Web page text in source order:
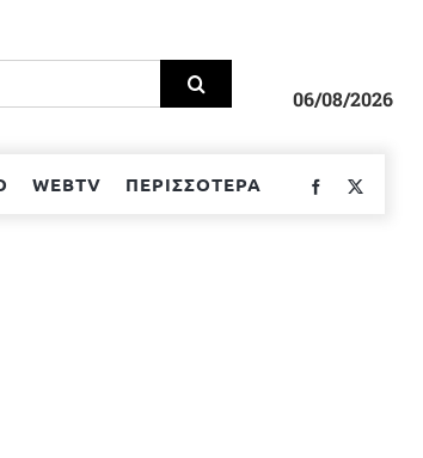
06/08/2026
WEBTV ΠΕΡΙΣΣΟΤΕΡΑ Facebook